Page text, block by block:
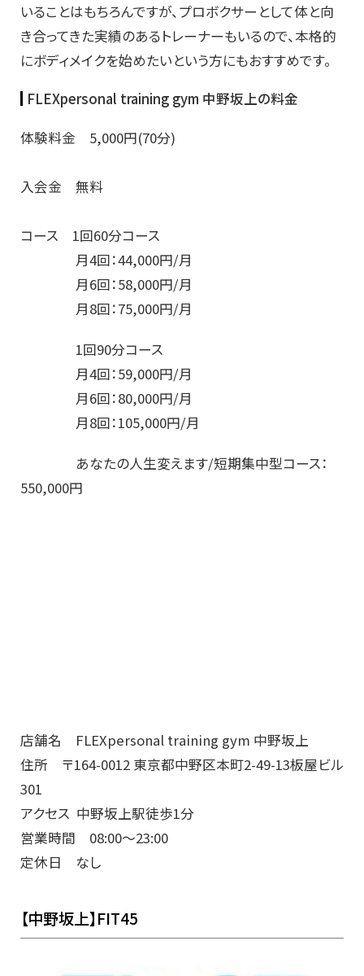
いることはもちろんですが、プロボクサーとして体と向
き合ってきた実績のあるトレーナーもいるので、本格的
にボディメイクを始めたいという方にもおすすめです。
FLEXpersonal training gym 中野坂上の料金
体験料金 5,000円(70分)
入会金 無料
コース 1回60分コース
月4回：44,000円/月
月6回：58,000円/月
月8回：75,000円/月
1回90分コース
月4回：59,000円/月
月6回：80,000円/月
月8回：105,000円/月
あなたの人生変えます/短期集中型コース：
550,000円
店舗名 FLEXpersonal training gym 中野坂上
住所 〒164-0012 東京都中野区本町2-49-13板屋ビル
301
アクセス 中野坂上駅徒歩1分
営業時間 08:00～23:00
定休日 なし
【中野坂上】FIT45